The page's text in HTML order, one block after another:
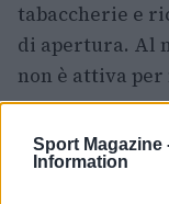
Sport Magazine
Information
tabaccherie e
di apertura. Al
non è attiva
La vittoria di
e riaccende la